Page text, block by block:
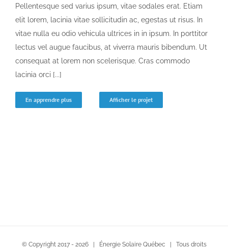
Pellentesque sed varius ipsum, vitae sodales erat. Etiam
elit lorem, lacinia vitae sollicitudin ac, egestas ut risus. In
vitae nulla eu odio vehicula ultrices in in ipsum. In porttitor
lectus vel augue faucibus, at viverra mauris bibendum. Ut
consequat at lorem non scelerisque. Cras commodo
lacinia orci [...]
En apprendre plus Afficher le projet
© Copyright 2017 - 2026 | Énergie Solaire Québec | Tous droits